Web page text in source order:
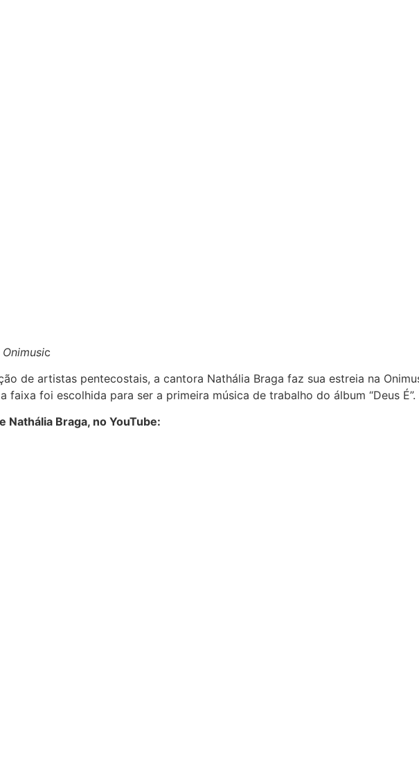
c
de artistas pentecostais, a cantora Nathália Braga faz sua estreia na
faixa foi escolhida para ser a primeira música de trabalho do álbum “Deus É”.
Nathália Braga, no YouTube: